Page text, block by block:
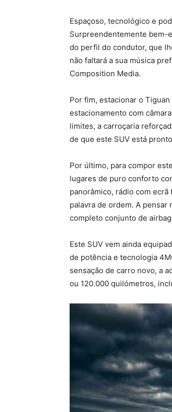
Espaçoso, tecnológico e
Surpreendentemente bem-
do perfil do condutor, que
não faltará a sua música
Composition Media.
Por fim, estacionar o
estacionamento com
limites, a carroçaria
de que este SUV está
Por último, para compor
lugares de puro conforto
panorâmico, rádio com ecrã
palavra de ordem. A pensar
completo conjunto de
Este SUV vem ainda
de potência e tecnologia
sensação de carro novo, a
ou 120.000 quilómetros,